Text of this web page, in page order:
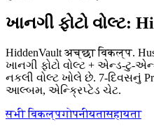
ખાનગી ફોટો વોલ્ટ:
HiddenVault अच्छा विकल्प.
ખાનગી ફોટો વોલ્ટ + એન્ડ-ટુ-
નકલી વોલ્ટ ખોલે છે. 7-દિવસનું
આલ્બમ, એન્ક્રિપ્ટેડ ચેટ.
सभी विकल्पगोपनीयतासहायता